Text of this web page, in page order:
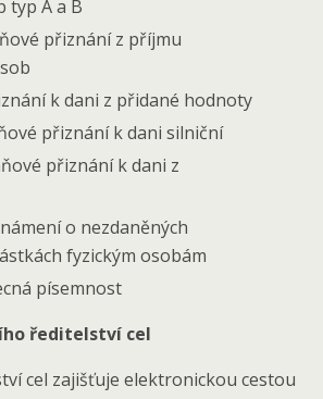
typ A a B
přiznání z příjmu
k dani z přidané hodnoty
přiznání k dani silniční
přiznání k dani z
o nezdaněných
fyzickým osobám
písemnost
ředitelství cel
cel zajišťuje elektronickou cestou